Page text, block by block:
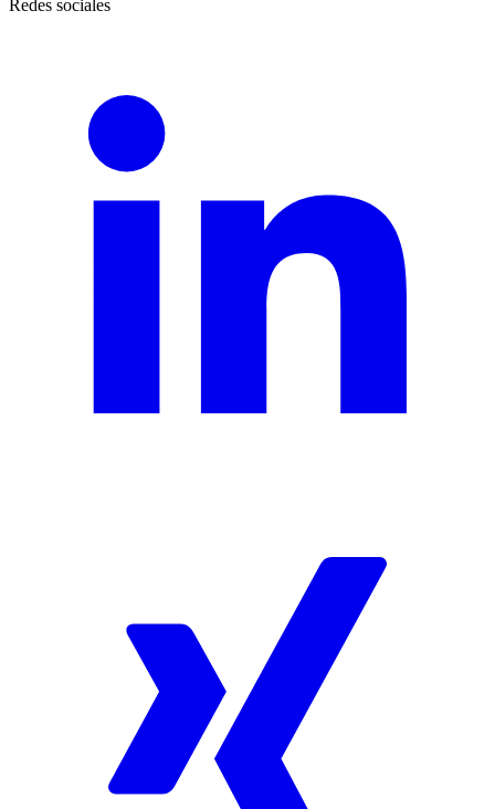
Redes sociales